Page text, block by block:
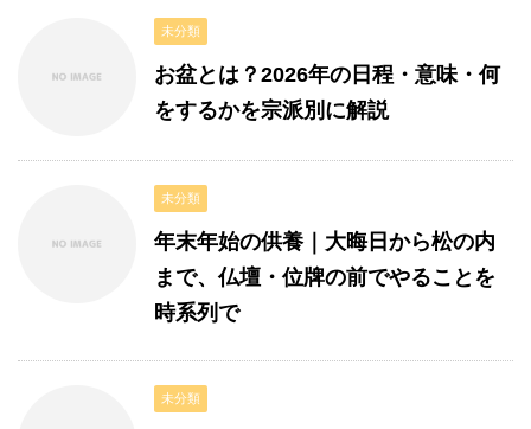
未分類
お盆とは？2026年の日程・意味・何
をするかを宗派別に解説
未分類
年末年始の供養｜大晦日から松の内
まで、仏壇・位牌の前でやることを
時系列で
未分類